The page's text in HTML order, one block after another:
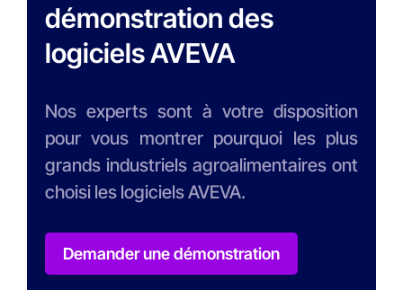
démonstration des
logiciels AVEVA
Nos experts sont à votre disposition
pour vous montrer pourquoi les plus
grands industriels agroalimentaires ont
choisi les logiciels AVEVA.
Demander une démonstration